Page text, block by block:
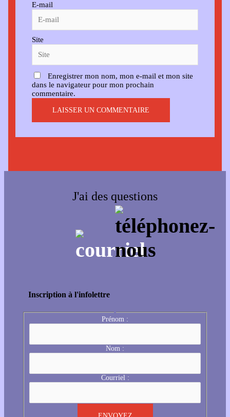
E-mail
Site
Enregistrer mon nom, mon e-mail et mon site
dans le navigateur pour mon prochain
commentaire.
J'ai des questions
Inscription à l'infolettre
Prénom :
Nom :
Courriel :